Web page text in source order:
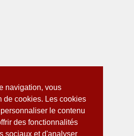
navigation, vous
de cookies. Les cookies
le contenu
des fonctionnalités
sociaux et d'analyser